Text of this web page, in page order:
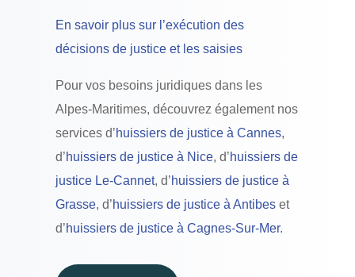
En savoir plus sur l’exécution des
décisions de justice et les saisies
Pour vos besoins juridiques dans les
Alpes-Maritimes, découvrez également nos
services d’huissiers de justice à Cannes,
d’huissiers de justice à Nice, d’huissiers de
justice Le-Cannet, d’huissiers de justice à
Grasse, d’huissiers de justice à Antibeset
d’huissiers de justice à Cagnes-Sur-Mer.